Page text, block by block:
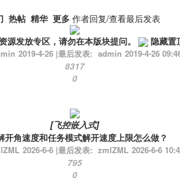
热帖 精华 更多 作者回复/查看最后发表
源发放专区，请勿在本版块提问。
隐藏置
2019-4-26 |最后发表: admin 2019-4-26
8317
0
[飞控嵌入式]
开角速度和任务模式解开速度上限怎么做？
2026-6-6 |最后发表: zmlZML 2026-6-6
795
0